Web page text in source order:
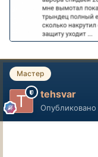
Мастер
tehsvar
Опубликовано